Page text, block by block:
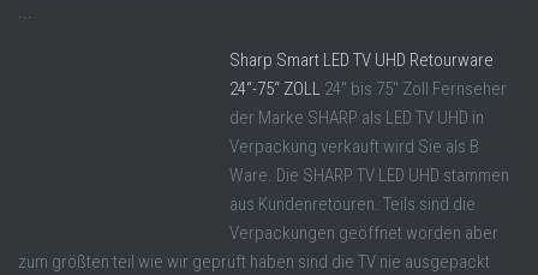
...
Sharp Smart LED TV UHD Retourware
24“-75“ ZOLL 24" bis 75" Zoll Fernseher
der Marke SHARP als LED TV UHD in
Verpackung verkauft wird Sie als B
Ware. Die SHARP TV LED UHD stammen
aus Kundenretouren. Teils sind die
Verpackungen geöffnet worden aber
zum größten teil wie wir geprüft haben sind die TV nie ausgepackt